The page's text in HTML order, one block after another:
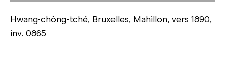
Hwang-chông-tché, Bruxelles, Mahillon, vers 1890,
inv. 0865